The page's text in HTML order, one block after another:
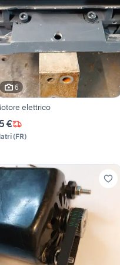
6
elettrico
€
(FR)